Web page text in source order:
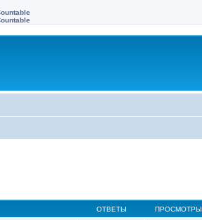
ОТВЕТЫ ПРОСМОТРЫ